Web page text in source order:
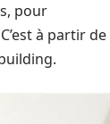
pour
à partir de